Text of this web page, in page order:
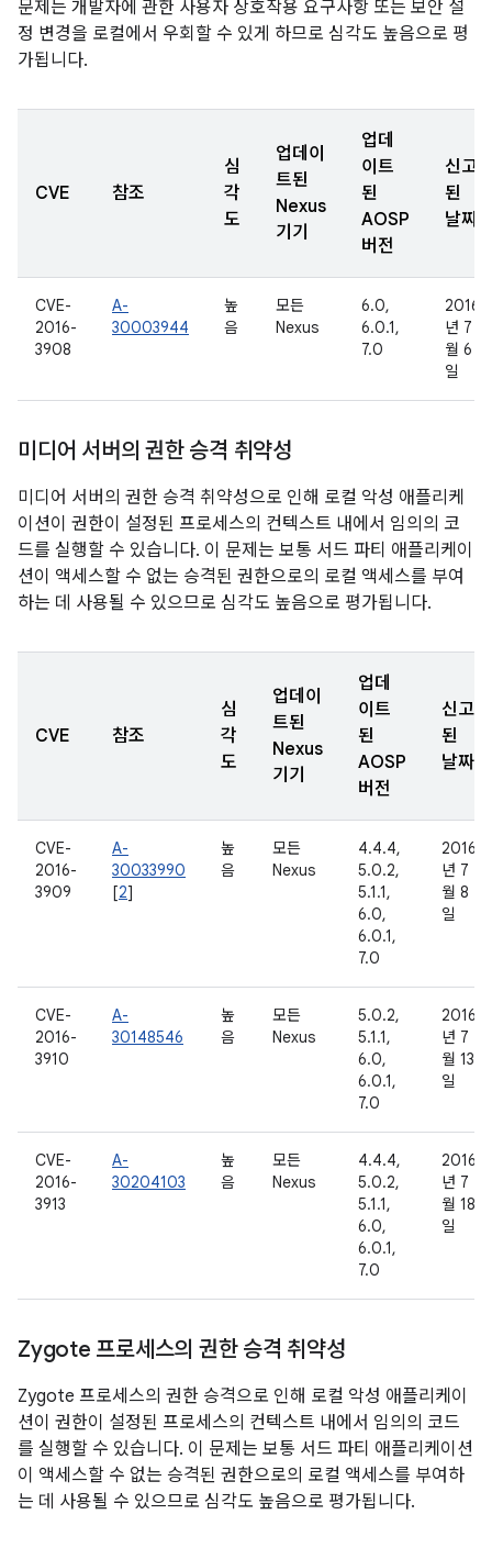
문제는 개발자에 관한 사용자 상호작용 요구사항 또는 보안 설
정 변경을 로컬에서 우회할 수 있게 하므로 심각도 높음으로 평
가됩니다.
CVE 참조
심
각
도
업데이
트된
Nexus
기기
업데
이트
된
AOSP
버전
신고
된
날짜
CVE-
2016-
3908
A-
30003944
높
음
모든
Nexus
6.0,
6.0.1,
7.0
2016
년 7
월 6
일
미디어 서버의 권한 승격 취약성
미디어 서버의 권한 승격 취약성으로 인해 로컬 악성 애플리케
이션이 권한이 설정된 프로세스의 컨텍스트 내에서 임의의 코
드를 실행할 수 있습니다. 이 문제는 보통 서드 파티 애플리케이
션이 액세스할 수 없는 승격된 권한으로의 로컬 액세스를 부여
하는 데 사용될 수 있으므로 심각도 높음으로 평가됩니다.
CVE 참조
심
각
도
업데이
트된
Nexus
기기
업데
이트
된
AOSP
버전
신고
된
날짜
CVE-
2016-
3909
A-
30033990
[2]
높
음
모든
Nexus
4.4.4,
5.0.2,
5.1.1,
6.0,
6.0.1,
7.0
2016
년 7
월 8
일
CVE-
2016-
3910
A-
30148546
높
음
모든
Nexus
5.0.2,
5.1.1,
6.0,
6.0.1,
7.0
2016
년 7
월 13
일
CVE-
2016-
3913
A-
30204103
높
음
모든
Nexus
4.4.4,
5.0.2,
5.1.1,
6.0,
6.0.1,
7.0
2016
년 7
월 18
일
Zygote 프로세스의 권한 승격 취약성
Zygote 프로세스의 권한 승격으로 인해 로컬 악성 애플리케이
션이 권한이 설정된 프로세스의 컨텍스트 내에서 임의의 코드
를 실행할 수 있습니다. 이 문제는 보통 서드 파티 애플리케이션
이 액세스할 수 없는 승격된 권한으로의 로컬 액세스를 부여하
는 데 사용될 수 있으므로 심각도 높음으로 평가됩니다.